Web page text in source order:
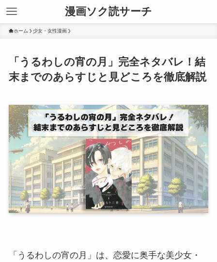
漫画ソク読サーチ
ホーム 少女・女性漫画
「うるわしの宵の月」完全ネタバレ！結
末までのあらすじと見どころを徹底解説
「うるわしの宵の月」は、恋愛に奥手な美少女・